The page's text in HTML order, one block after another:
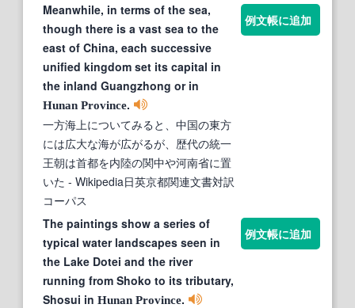
Meanwhile, in terms of the sea,
though there is a vast sea to the
east of China, each successive
unified kingdom set its capital in
the inland Guangzhong or in
Hunan Province.
一方海上についてみると、中国の東方
には広大な海が広がるが、歴代の統一
王朝は首都を内陸の関中や河南省に置
いた - Wikipedia日英京都関連文書対訳
コーパス
例文帳に追加
The paintings show a series of
typical water landscapes seen in
the Lake Dotei and the river
running from Shoko to its tributary,
Shosui in Hunan Province.
例文帳に追加